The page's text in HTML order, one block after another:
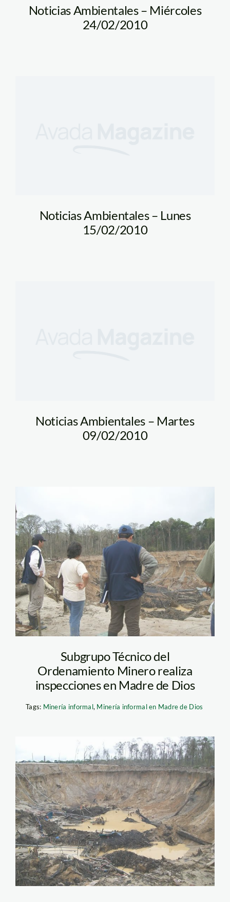
Noticias Ambientales – Miércoles
24/02/2010
Noticias Ambientales – Lunes
15/02/2010
Noticias Ambientales – Martes
09/02/2010
Subgrupo Técnico del
Ordenamiento Minero realiza
inspecciones en Madre de Dios
Tags: Minería informal, Minería informal en Madre de Dios